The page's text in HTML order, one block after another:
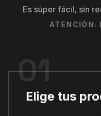
Es súper fácil, sin
ATENCIÓN:
01
Elige tus